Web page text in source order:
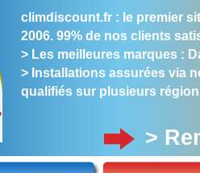
climdiscount.fr : le premier
2006. 99% de nos clients
> Les meilleures marques :
> Installations assurées via
qualifiés sur plusieurs
>